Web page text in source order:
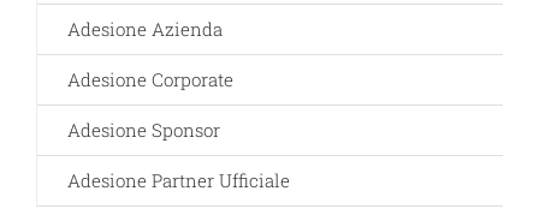
Adesione Azienda
Adesione Corporate
Adesione Sponsor
Adesione Partner Ufficiale